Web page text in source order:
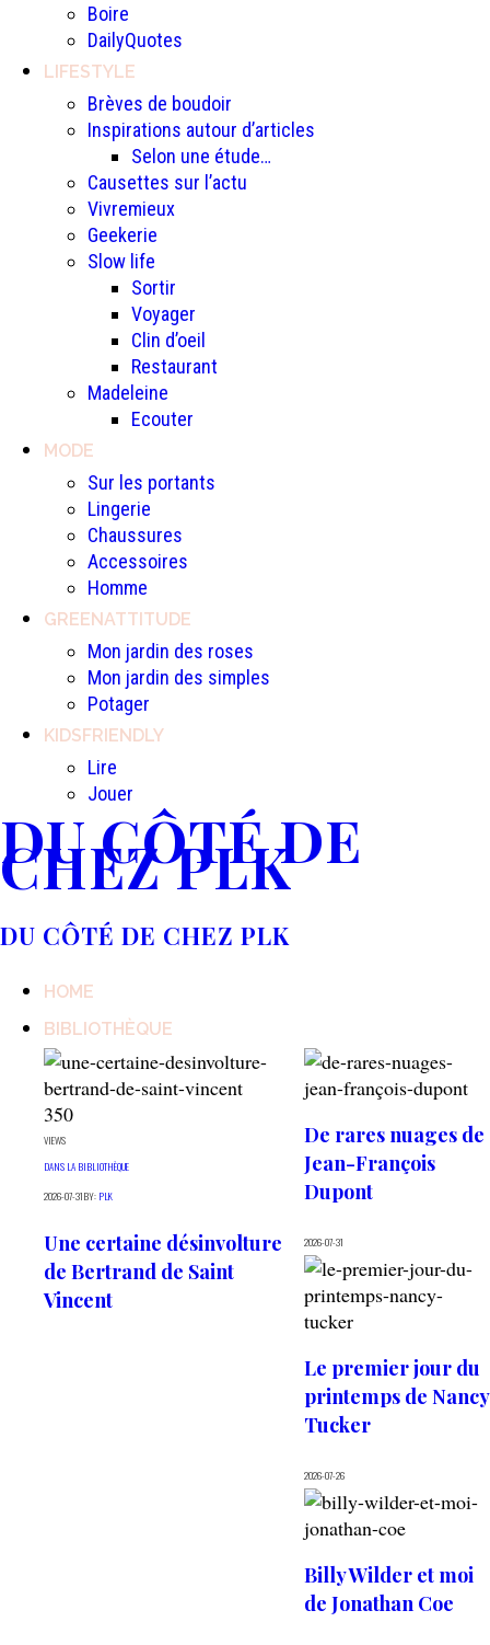
Boire
DailyQuotes
LIFESTYLE
Brèves de boudoir
Inspirations autour d’articles
Selon une étude…
Causettes sur l’actu
Vivremieux
Geekerie
Slow life
Sortir
Voyager
Clin d’oeil
Restaurant
Madeleine
Ecouter
MODE
Sur les portants
Lingerie
Chaussures
Accessoires
Homme
GREENATTITUDE
Mon jardin des roses
Mon jardin des simples
Potager
KIDSFRIENDLY
Lire
Jouer
DU CÔTÉ DE
CHEZ PLK
DU CÔTÉ DE CHEZ PLK
HOME
BIBLIOTHÈQUE
350
VIEWS
DANS LA BIBLIOTHÈQUE
2026-07-31BY: PLK
Une certaine désinvolture
de Bertrand de Saint
Vincent
De rares nuages de
Jean-François
Dupont
2026-07-31
Le premier jour du
printemps de Nancy
Tucker
2026-07-26
Billy Wilder et moi
de Jonathan Coe